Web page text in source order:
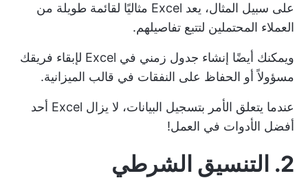
على سبيل المثال، يعد Excel مثاليًا لقائمة طويلة من
العملاء المحتملين لتتبع تفاصيلهم.
ويمكنك أيضًا إنشاء جدول زمني في Excel لإبقاء فريقك
مسؤولاً أو الحفاظ على النفقات في قالب الميزانية.
عندما يتعلق الأمر بتسجيل البيانات، لا يزال Excel أحد
أفضل الأدوات في العمل!
2. التنسيق الشرطي